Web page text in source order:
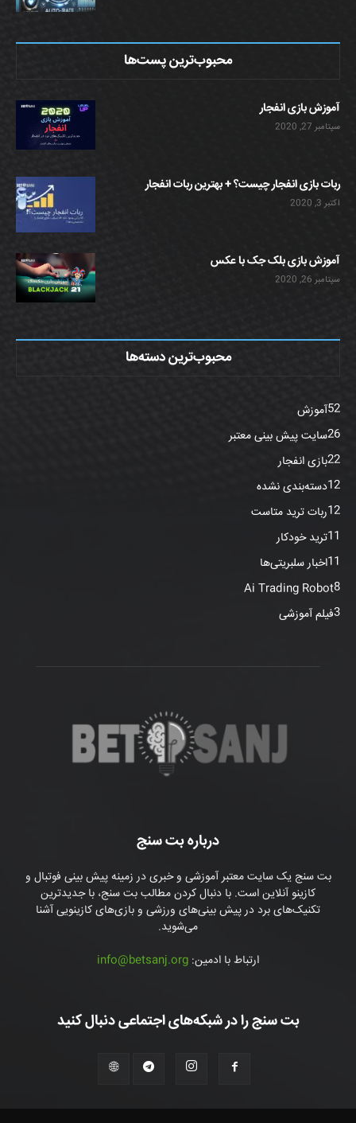
محبوب‌ترین پست‌ها
آموزش بازی انفجار
سپتامبر 27, 2020
ربات بازی انفجار چیست؟ + بهترین ربات انفجار
اکتبر 3, 2020
آموزش بازی بلک جک با عکس
سپتامبر 26, 2020
محبوب‌ترین دسته‌ها
آموزش52
سایت‌ پیش بینی معتبر26
بازی انفجار22
دسته‌بندی نشده12
ربات ترید متاست12
ترید خودکار11
اخبار سلبریتی‌ها11
Ai Trading Robot8
فیلم آموزشی3
درباره بت سنج
بت سنج یک سایت معتبر آموزشی و خبری در زمینه پیش بینی فوتبال و
کازینو آنلاین است. با دنبال کردن مطالب بت سنج، با جدیدترین
تکنیک‌های برد در پیش بینی‌های ورزشی و بازی‌های کازینویی آشنا
می‌شوید.
ارتباط با ادمین: info@betsanj.org
بت سنج را در شبکه‌های اجتماعی دنبال کنید